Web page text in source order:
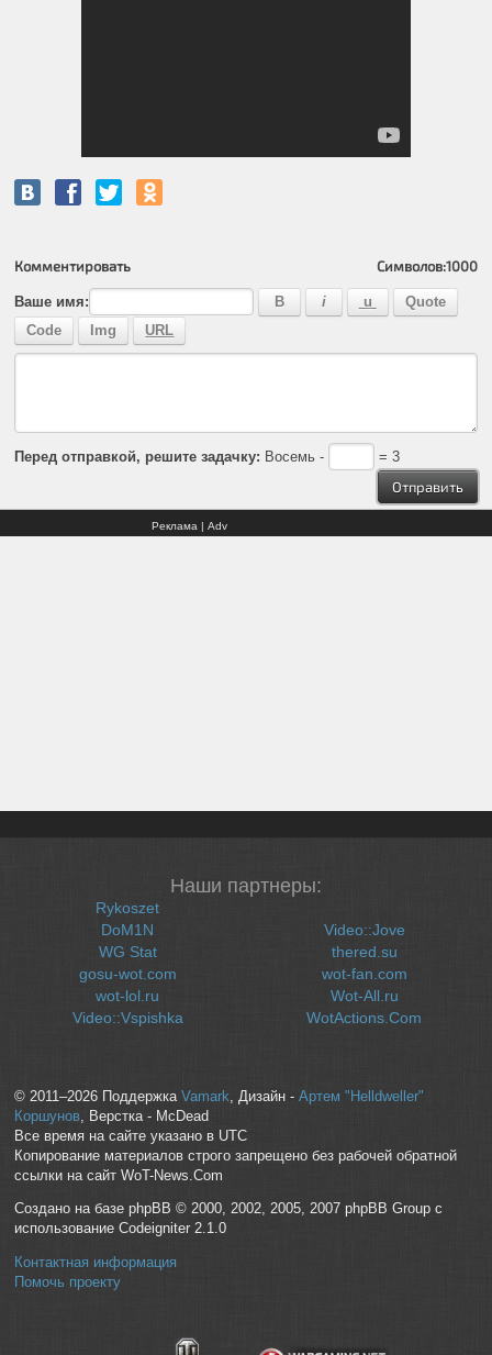
Комментировать Символов:1000
Ваше имя:
Перед отправкой, решите задачку: Восемь - = 3
Реклама | Adv
Наши партнеры:
Rykoszet
DoM1N
WG Stat
gosu-wot.com
wot-lol.ru
Video::Vspishka
Video::Jove
thered.su
wot-fan.com
Wot-All.ru
WotActions.Com
© 2011–2026 Поддержка Vamark, Дизайн - Артем "Helldweller"
Коршунов, Верстка - McDead
Все время на сайте указано в UTC
Копирование материалов строго запрещено без рабочей обратной
ссылки на сайт WoT-News.Com
Создано на базе phpBB © 2000, 2002, 2005, 2007 phpBB Group с
использование Codeigniter 2.1.0
Контактная информация
Помочь проекту